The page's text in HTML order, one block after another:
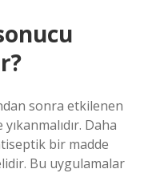
sonra etkilenen
Daha
bir madde
Bu uygulamalar